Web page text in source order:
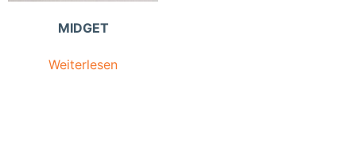
MIDGET
Weiterlesen